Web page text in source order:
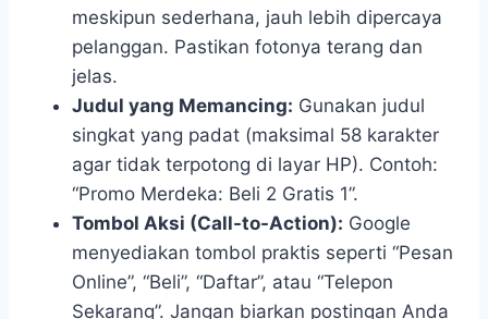
meskipun sederhana, jauh lebih dipercaya
pelanggan. Pastikan fotonya terang dan
jelas.
Judul yang Memancing: Gunakan judul
singkat yang padat (maksimal 58 karakter
agar tidak terpotong di layar HP). Contoh:
“Promo Merdeka: Beli 2 Gratis 1”.
Tombol Aksi (Call-to-Action): Google
menyediakan tombol praktis seperti “Pesan
Online”, “Beli”, “Daftar”, atau “Telepon
Sekarang”. Jangan biarkan postingan Anda